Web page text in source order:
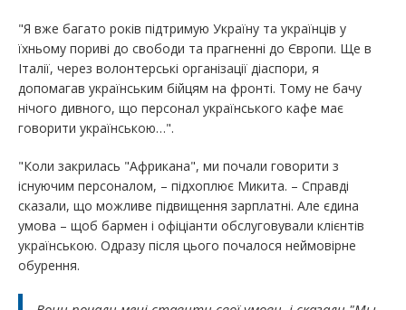
"Я вже багато років підтримую Україну та українців у
їхньому пориві до свободи та прагненні до Європи. Ще в
Італії, через волонтерські організації діаспори, я
допомагав українським бійцям на фронті. Тому не бачу
нічого дивного, що персонал українського кафе має
говорити українською…".
"Коли закрилась "Африкана", ми почали говорити з
існуючим персоналом, – підхоплює Микита. – Справді
сказали, що можливе підвищення зарплатні. Але єдина
умова – щоб бармен і офіціанти обслуговували клієнтів
українською. Одразу після цього почалося неймовірне
обурення.